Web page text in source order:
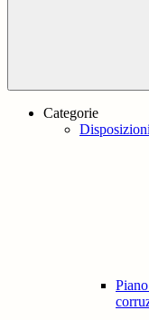
Categorie